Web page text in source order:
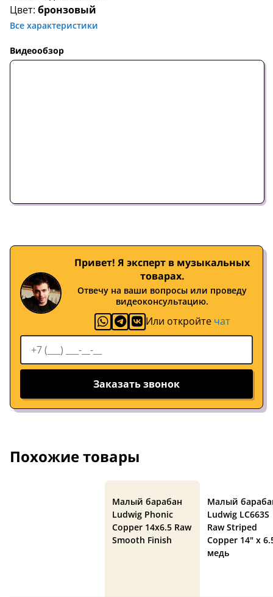
Цвет: бронзовый
Все характеристики
Видеообзор
Привет! Я эксперт в музыкальных
товарах.
Отвечу на ваши вопросы или проведу
видеоконсультацию.
Или откройте чат
Заказать звонок
Похожие товары
Малый барабан
Ludwig Phonic
Copper 14x6.5 Raw
Smooth Finish
Малый
Ludwig LC663S
Raw Striped
Copper 14" x
медь